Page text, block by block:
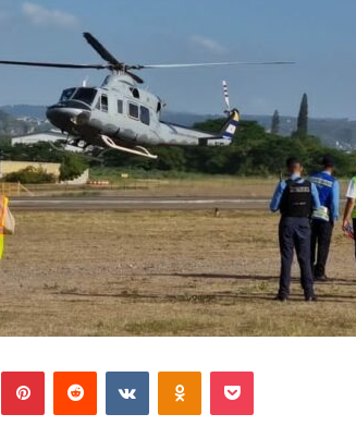
PinterestReddit VKontakteOdnoklassniki
Pocket